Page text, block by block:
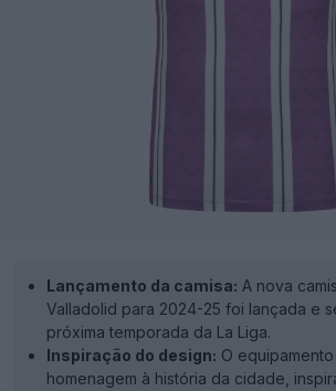
Lançamento da camisa: A nova
Valladolid para 2024-25 foi lançada e
próxima temporada da La Liga.
Inspiração do design: O
homenagem à história da cidade,